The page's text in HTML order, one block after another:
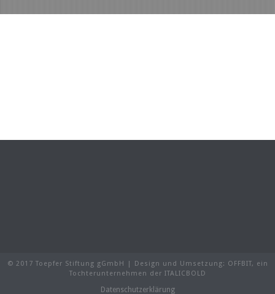
© 2017 Toepfer Stiftung gGmbH | Design und Umsetzung: OFFBIT, ein
Tochterunternehmen der ITALICBOLD
Datenschutzerklärung